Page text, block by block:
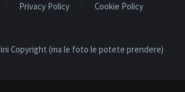
Privacy Policy Cookie Policy
Copyright (ma le foto le potete prendere)